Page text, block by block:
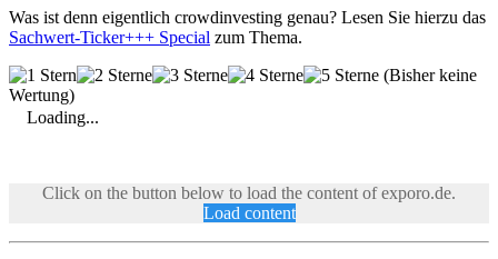
Was ist denn eigentlich crowdinvesting genau? Lesen Sie hierzu das
Sachwert-Ticker+++ Special zum Thema.
(Bisher keine
Wertung)
Loading...
Click on the button below to load the content of exporo.de.
Load content